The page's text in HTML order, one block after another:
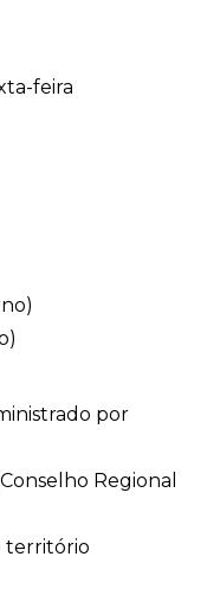
feira
por
Regional
território